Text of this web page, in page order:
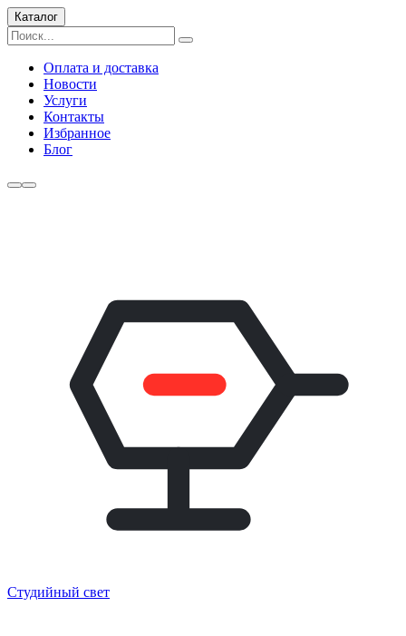
Каталог
Оплата и доставка
Новости
Услуги
Контакты
Избранное
Блог
Студийный свет